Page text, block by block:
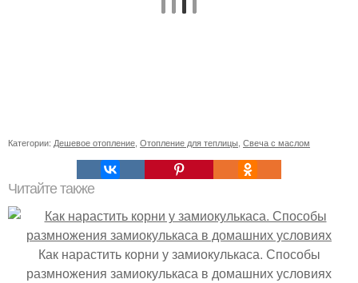
Категории: Дешевое отопление Отопление для теплицы Свеча с маслом
Читайте также
Как нарастить корни у замиокулькаса. Способы
размножения замиокулькаса в домашних условиях